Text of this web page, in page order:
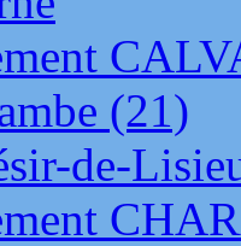
(21)
de-